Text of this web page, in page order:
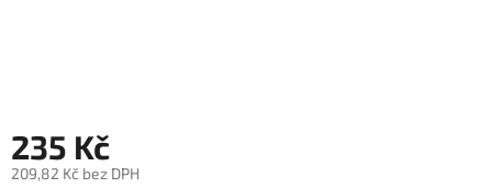
235 Kč
209,82 Kč bez DPH